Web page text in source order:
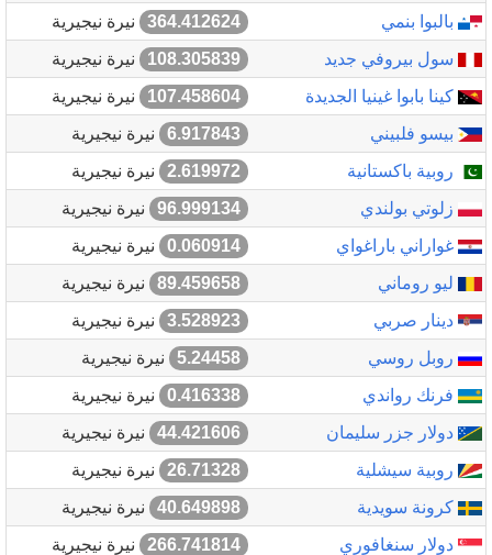
بالبوا بنمي
364.412624
نيرة نيجيرية
سول بيروفي جديد
108.305839
نيرة نيجيرية
كينا بابوا غينيا الجديدة
107.458604
نيرة نيجيرية
بيسو فلبيني
6.917843
نيرة نيجيرية
روبية باكستانية
2.619972
نيرة نيجيرية
زلوتي بولندي
96.999134
نيرة نيجيرية
غواراني باراغواي
0.060914
نيرة نيجيرية
ليو روماني
89.459658
نيرة نيجيرية
دينار صربي
3.528923
نيرة نيجيرية
روبل روسي
5.24458
نيرة نيجيرية
فرنك رواندي
0.416338
نيرة نيجيرية
دولار جزر سليمان
44.421606
نيرة نيجيرية
روبية سيشلية
26.71328
نيرة نيجيرية
كرونة سويدية
40.649898
نيرة نيجيرية
دولار سنغافوري
266.741814
نيرة نيجيرية